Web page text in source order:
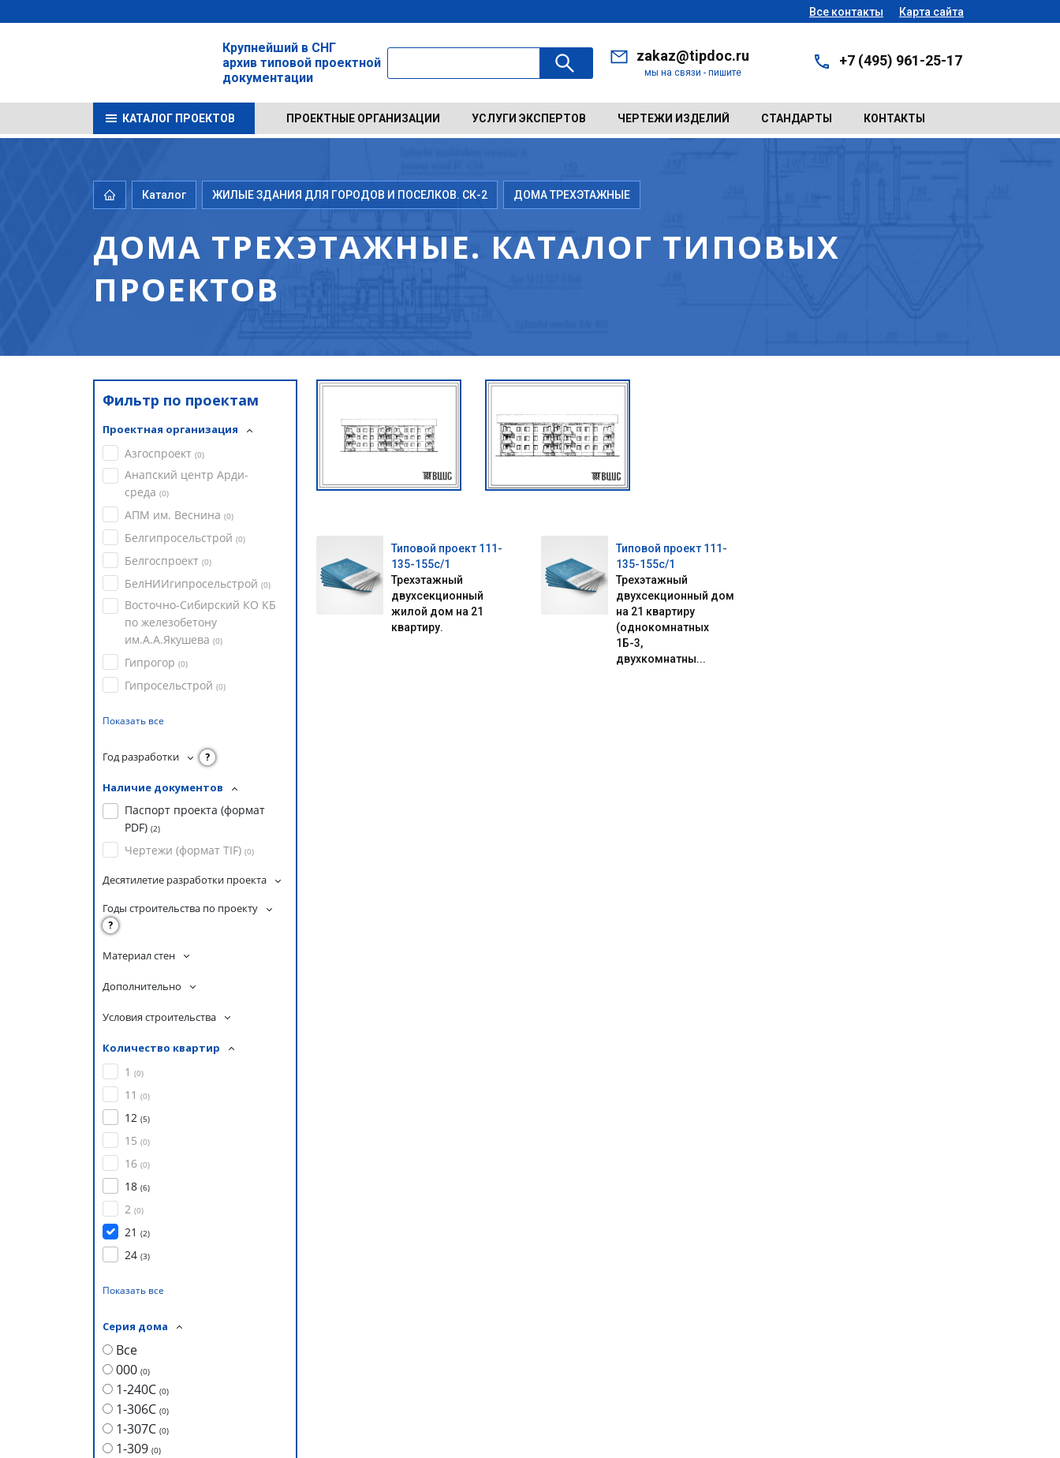
Все контакты Карта сайта
Крупнейший в СНГ
архив типовой проектной
документации
zakaz@tipdoc.ru
мы на связи - пишите
+7 (495) 961-25-17
КАТАЛОГ ПРОЕКТОВ ПРОЕКТНЫЕ ОРГАНИЗАЦИИ УСЛУГИ ЭКСПЕРТОВ ЧЕРТЕЖИ ИЗДЕЛИЙ СТАНДАРТЫ КОНТАКТЫ
Каталог ЖИЛЫЕ ЗДАНИЯ ДЛЯ ГОРОДОВ И ПОСЕЛКОВ. СК-2 ДОМА ТРЕХЭТАЖНЫЕ
ДОМА ТРЕХЭТАЖНЫЕ. КАТАЛОГ ТИПОВЫХ
ПРОЕКТОВ
Фильтр по проектам
Проектная организация
Азгоспроект (0)
Анапский центр Арди-
среда (0)
АПМ им. Веснина (0)
Белгипросельстрой (0)
Белгоспроект (0)
БелНИИгипросельстрой (0)
Восточно-Сибирский КО КБ
по железобетону
им.А.А.Якушева (0)
Гипрогор (0)
Гипросельстрой (0)
Показать все
Год разработки ?
Наличие документов
Паспорт проекта (формат
PDF) (2)
Чертежи (формат TIF) (0)
Десятилетие разработки проекта
Годы строительства по проекту
?
Материал стен
Дополнительно
Условия строительства
Количество квартир
1 (0)
11 (0)
12 (5)
15 (0)
16 (0)
18 (6)
2 (0)
21 (2)
24 (3)
Показать все
Серия дома
Все
000 (0)
1-240С (0)
1-306С (0)
1-307С (0)
1-309 (0)
Типовой проект 111-
135-155с/1
Трехэтажный
двухсекционный
жилой дом на 21
квартиру.
Типовой проект 111-
135-155с/1
Трехэтажный
двухсекционный дом
на 21 квартиру
(однокомнатных
1Б-3,
двухкомнатны...